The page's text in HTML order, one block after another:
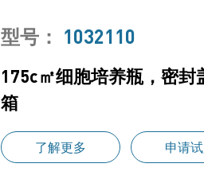
型号： 1032110
175c㎡细胞培养瓶，密
箱
了解更多 申请